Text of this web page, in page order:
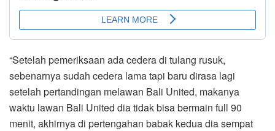
“Setelah pemeriksaan ada cedera di tulang rusuk,
sebenarnya sudah cedera lama tapi baru dirasa lagi
setelah pertandingan melawan Bali United, makanya
waktu lawan Bali United dia tidak bisa bermain full 90
menit, akhirnya di pertengahan babak kedua dia sempat